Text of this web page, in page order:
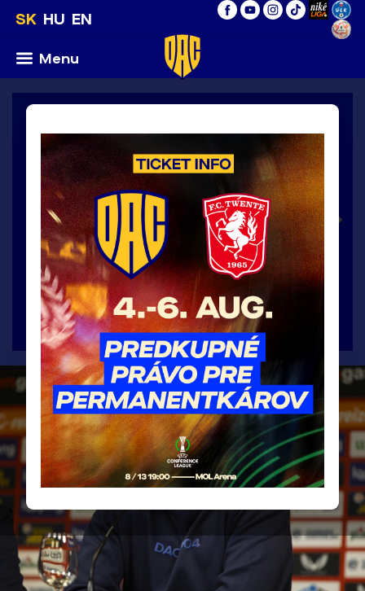
SK HU EN
Menu
1.zápas / štvrtok 6.8.2026
FC
Twente
Enschede
6: 0
DAC
1904
DETAIL ZÁPASU